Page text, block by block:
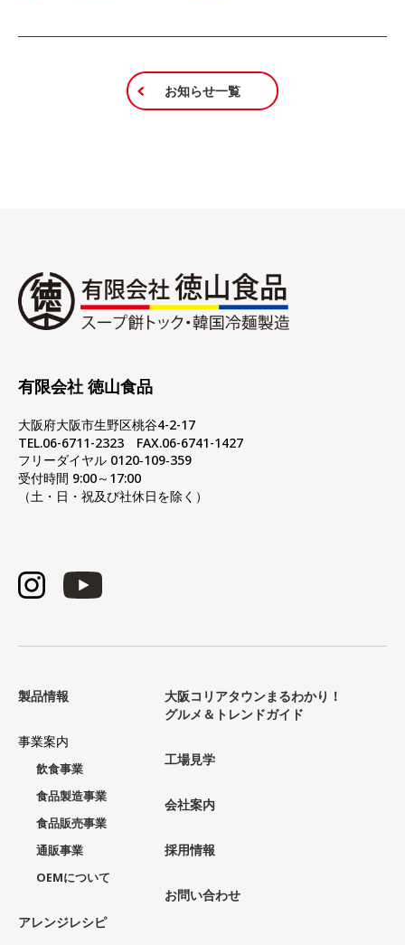
お知らせ一覧
有限会社 徳山食品
大阪府大阪市生野区桃谷4-2-17
TEL.06-6711-2323 FAX.06-6741-1427
フリーダイヤル 0120‐109‐359
受付時間 9:00～17:00
（土・日・祝及び社休日を除く）
製品情報
事業案内
飲食事業
食品製造事業
食品販売事業
通販事業
OEMについて
アレンジレシピ
大阪コリアタウンまるわかり！
グルメ＆トレンドガイド
工場見学
会社案内
採用情報
お問い合わせ